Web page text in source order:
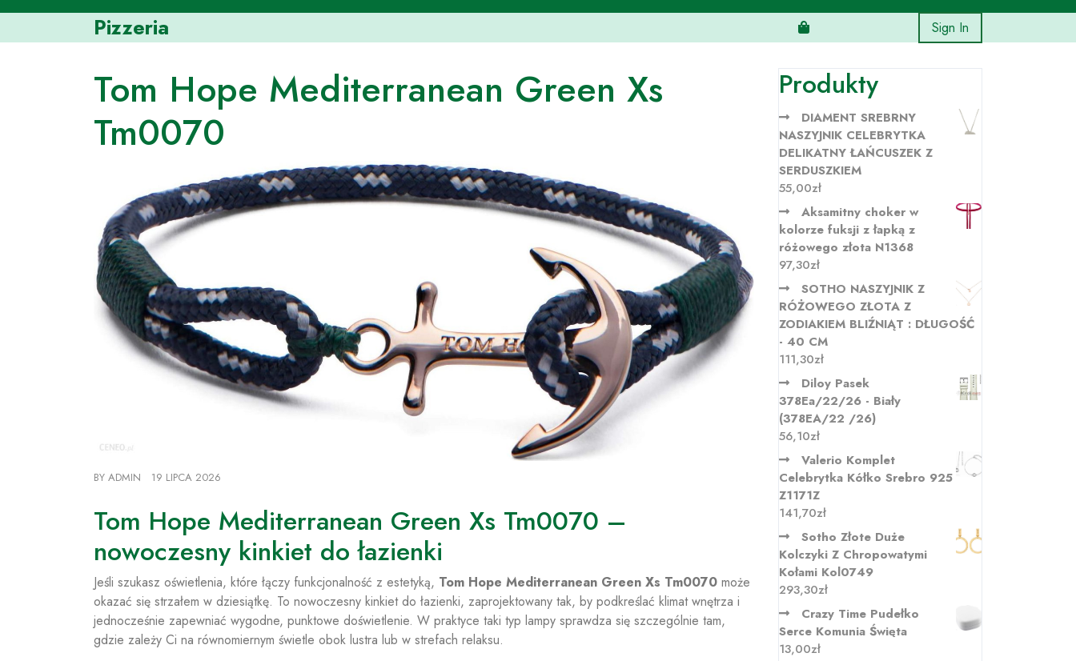
Skip
content
Pizzeria Sign In
Tom Hope Mediterranean Green Xs
Tm0070
BY ADMIN 19 LIPCA 2026
Tom Hope Mediterranean Green Xs Tm0070 –
nowoczesny kinkiet do łazienki
Jeśli szukasz oświetlenia, które łączy funkcjonalność z estetyką, Tom Hope Mediterranean Green Xs Tm0070 może
okazać się strzałem w dziesiątkę. To nowoczesny kinkiet do łazienki, zaprojektowany tak, by podkreślać klimat wnętrza i
jednocześnie zapewniać wygodne, punktowe doświetlenie. W praktyce taki typ lampy sprawdza się szczególnie tam,
gdzie zależy Ci na równomiernym świetle obok lustra lub w strefach relaksu.
Produkty
DIAMENT SREBRNY
NASZYJNIK CELEBRYTKA
DELIKATNY ŁAŃCUSZEK Z
SERDUSZKIEM
55,00zł
Aksamitny choker w
kolorze fuksji z łapką z
różowego złota N1368
97,30zł
SOTHO NASZYJNIK Z
RÓŻOWEGO ZŁOTA Z
ZODIAKIEM BLIŹNIĄT : DŁUGOŚĆ
- 40 CM
111,30zł
Diloy Pasek
378Ea/22/26 - Biały
(378EA/22 /26)
56,10zł
Valerio Komplet
Celebrytka Kółko Srebro 925
Z1171Z
141,70zł
Sotho Złote Duże
Kolczyki Z Chropowatymi
Kołami Kol0749
293,30zł
Crazy Time Pudełko
Serce Komunia Święta
13,00zł